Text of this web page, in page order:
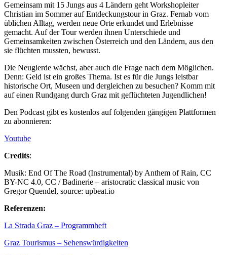
Gemeinsam mit 15 Jungs aus 4 Ländern geht Workshopleiter
Christian im Sommer auf Entdeckungstour in Graz. Fernab vom
üblichen Alltag, werden neue Orte erkundet und Erlebnisse
gemacht. Auf der Tour werden ihnen Unterschiede und
Gemeinsamkeiten zwischen Österreich und den Ländern, aus den
sie flüchten mussten, bewusst.
Die Neugierde wächst, aber auch die Frage nach dem Möglichen.
Denn: Geld ist ein großes Thema. Ist es für die Jungs leistbar
historische Ort, Museen und dergleichen zu besuchen? Komm mit
auf einen Rundgang durch Graz mit geflüchteten Jugendlichen!
Den Podcast gibt es kostenlos auf folgenden gängigen Plattformen
zu abonnieren:
Youtube
Credits:
Musik: End Of The Road (Instrumental) by Anthem of Rain, CC
BY-NC 4.0, CC / Badinerie – aristocratic classical music von
Gregor Quendel, source: upbeat.io
Referenzen:
La Strada Graz – Programmheft
Graz Tourismus – Sehenswürdigkeiten